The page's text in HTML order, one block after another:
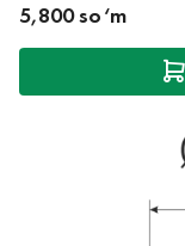
5,800 so‘m